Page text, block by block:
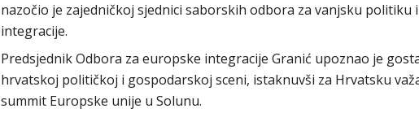
nazočio je zajedničkoj sjednici saborskih odbora za vanjsku politiku
integracije.
Predsjednik Odbora za europske integracije Granić upoznao je
hrvatskoj političkoj i gospodarskoj sceni, istaknuvši za Hrvatsku
summit Europske unije u Solunu.